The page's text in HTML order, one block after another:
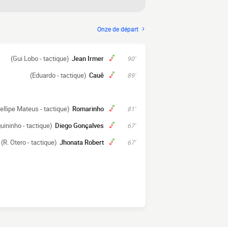
Onze de départ
90'
Jean Irmer
(Gui Lobo - tactique)
89'
Cauê
(Eduardo - tactique)
81'
Romarinho
Mateus - tactique)
67'
Diego Gonçalves
- tactique)
67'
Jhonata Robert
(R. Otero - tactique)